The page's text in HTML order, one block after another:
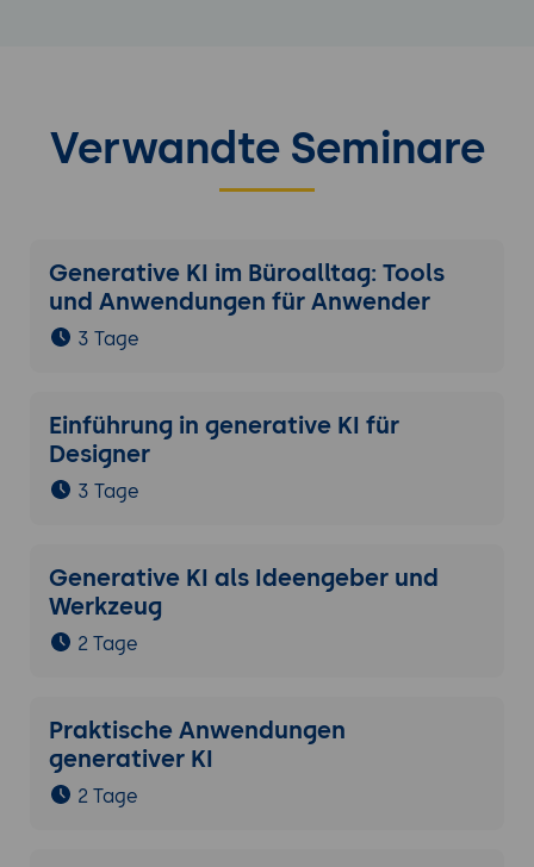
Verwandte Seminare
Generative KI im Büroalltag: Tools
und Anwendungen für Anwender
3 Tage
Einführung in generative KI für
Designer
3 Tage
Generative KI als Ideengeber und
Werkzeug
2 Tage
Praktische Anwendungen
generativer KI
2 Tage